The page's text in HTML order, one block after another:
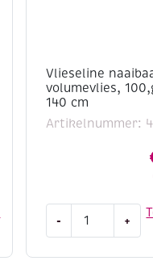
Vlieseline
volumevlies,
140 cm
Artikelnummer:
-
naaibaar
+